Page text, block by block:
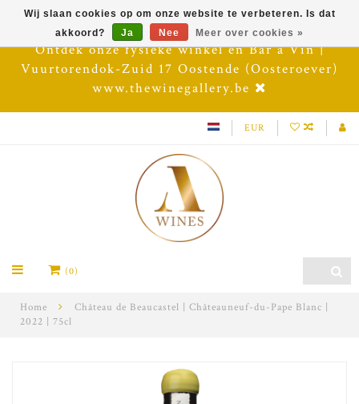
Ontdek onze fysieke winkel en Bar à Vin |
Vuurtorendok-Zuid 17 Oostende (Oosteroever)
www.thewinegallery.be
EUR
(0)
Home
Château de Beaucastel | Châteauneuf-du-Pape Blanc |
2022 | 75cl
Wij slaan cookies op om onze website te verbeteren. Is dat
akkoord?
Ja Nee Meer over cookies »